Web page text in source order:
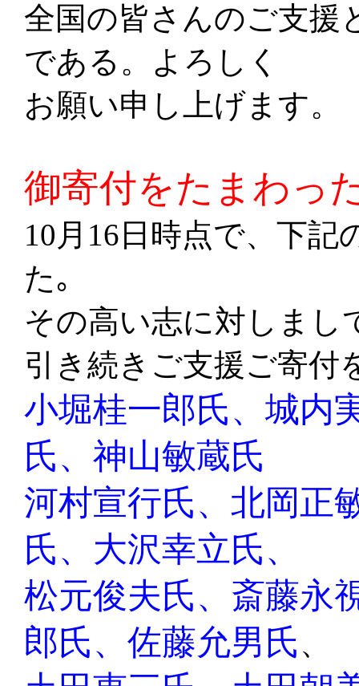
全国の皆さんのご支援
である。よろしく
お願い申し上げます。
御寄付をたまわっ
10月16日時点で、下
た｡
その高い志に対しまし
引き続きご支援ご寄付
小堀桂一郎氏、城内
氏、 神山敏蔵氏
河村宣行氏、 北岡正
氏、大沢幸立氏、
松元俊夫氏、斎藤永
郎氏、佐藤允男氏、